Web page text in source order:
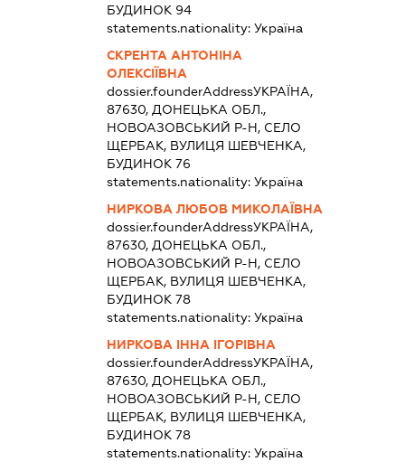
БУДИНОК 94
statements.nationality: Україна
СКРЕНТА АНТОНІНА
ОЛЕКСІЇВНА
dossier.founderAddressУКРАЇНА,
87630, ДОНЕЦЬКА ОБЛ.,
НОВОАЗОВСЬКИЙ Р-Н, СЕЛО
ЩЕРБАК, ВУЛИЦЯ ШЕВЧЕНКА,
БУДИНОК 76
statements.nationality: Україна
НИРКОВА ЛЮБОВ МИКОЛАЇВНА
dossier.founderAddressУКРАЇНА,
87630, ДОНЕЦЬКА ОБЛ.,
НОВОАЗОВСЬКИЙ Р-Н, СЕЛО
ЩЕРБАК, ВУЛИЦЯ ШЕВЧЕНКА,
БУДИНОК 78
statements.nationality: Україна
НИРКОВА ІННА ІГОРІВНА
dossier.founderAddressУКРАЇНА,
87630, ДОНЕЦЬКА ОБЛ.,
НОВОАЗОВСЬКИЙ Р-Н, СЕЛО
ЩЕРБАК, ВУЛИЦЯ ШЕВЧЕНКА,
БУДИНОК 78
statements.nationality: Україна